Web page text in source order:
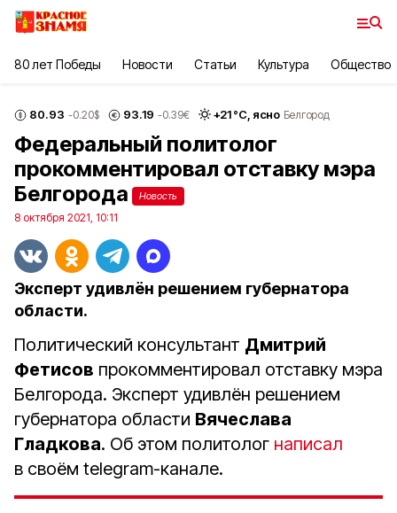
80 лет Победы Новости Статьи Культура Общество
80.93 -0.20$ 93.19 -0.39€ +21°С, ясно Белгород
Федеральный политолог
прокомментировал отставку мэра
Белгорода
Новость
8 октября 2021, 10:11
Эксперт удивлён решением губернатора
области.
Политический консультант Дмитрий
Фетисов прокомментировал отставку мэра
Белгорода. Эксперт удивлён решением
губернатора области Вячеслава
Гладкова. Об этом политолог написал
в своём telegram-канале.